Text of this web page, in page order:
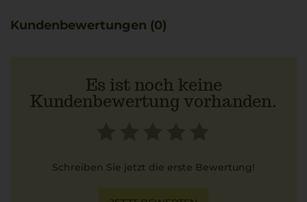
Kundenbewertungen (0)
Es ist noch keine
Kundenbewertung vorhanden.
Schreiben Sie jetzt die erste Bewertung!